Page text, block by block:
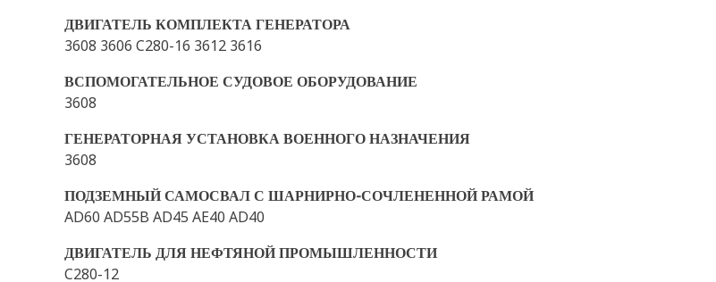
ДВИГАТЕЛЬ КОМПЛЕКТА ГЕНЕРАТОРА
3608 3606 C280-16 3612 3616
ВСПОМОГАТЕЛЬНОЕ СУДОВОЕ ОБОРУДОВАНИЕ
3608
ГЕНЕРАТОРНАЯ УСТАНОВКА ВОЕННОГО НАЗНАЧЕНИЯ
3608
ПОДЗЕМНЫЙ САМОСВАЛ С ШАРНИРНО-СОЧЛЕНЕННОЙ РАМОЙ
AD60 AD55B AD45 AE40 AD40
ДВИГАТЕЛЬ ДЛЯ НЕФТЯНОЙ ПРОМЫШЛЕННОСТИ
C280-12